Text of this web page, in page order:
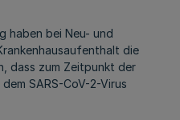
haben bei Neu- und
die
dass zum Zeitpunkt der
SARS-CoV-2-Virus